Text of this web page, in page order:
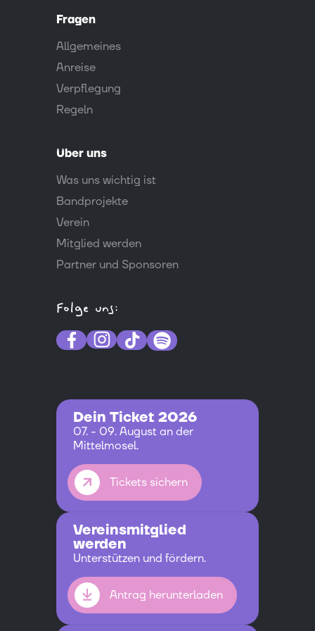
Fragen
Allgemeines
Anreise
Verpflegung
Regeln
Über uns
Was uns wichtig ist
Bandprojekte
Verein
Mitglied werden
Partner und Sponsoren
Folge uns:
Dein Ticket 2026
07. - 09. August an der
Mittelmosel.
Tickets sichern
Vereinsmitglied
werden
Unterstützen und fördern.
Antrag herunterladen